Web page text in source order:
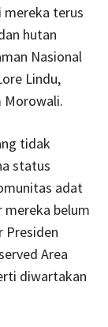
mereka terus
hutan
Nasional
Lindu,
Morowali.
tidak
status
adat
mereka belum
Presiden
Area
diwartakan